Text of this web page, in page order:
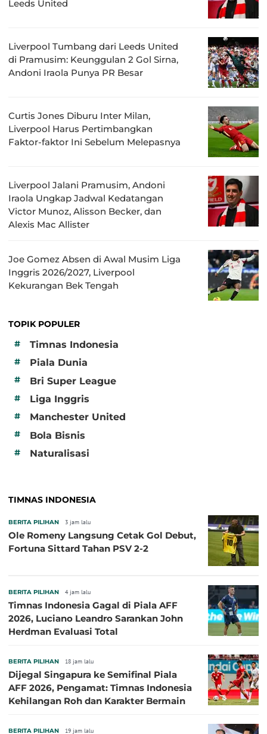
Leeds United
Liverpool Tumbang dari Leeds United
di Pramusim: Keunggulan 2 Gol Sirna,
Andoni Iraola Punya PR Besar
Curtis Jones Diburu Inter Milan,
Liverpool Harus Pertimbangkan
Faktor-faktor Ini Sebelum Melepasnya
Liverpool Jalani Pramusim, Andoni
Iraola Ungkap Jadwal Kedatangan
Victor Munoz, Alisson Becker, dan
Alexis Mac Allister
Joe Gomez Absen di Awal Musim Liga
Inggris 2026/2027, Liverpool
Kekurangan Bek Tengah
TOPIK POPULER
#
Timnas Indonesia
# Piala Dunia
# Bri Super League
# Liga Inggris
# Manchester United
# Bola Bisnis
# Naturalisasi
TIMNAS INDONESIA
BERITA PILIHAN 3 jam lalu
Ole Romeny Langsung Cetak Gol Debut,
Fortuna Sittard Tahan PSV 2-2
BERITA PILIHAN 4 jam lalu
Timnas Indonesia Gagal di Piala AFF
2026, Luciano Leandro Sarankan John
Herdman Evaluasi Total
BERITA PILIHAN 18 jam lalu
Dijegal Singapura ke Semifinal Piala
AFF 2026, Pengamat: Timnas Indonesia
Kehilangan Roh dan Karakter Bermain
BERITA PILIHAN 19 jam lalu